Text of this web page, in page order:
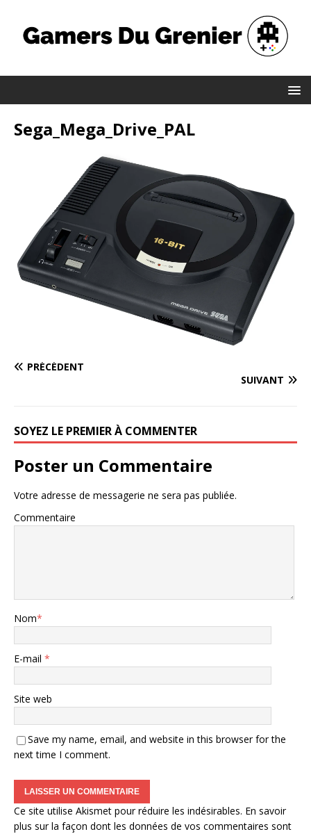
Sega_Mega_Drive_PAL
PRÉCÉDENT
SUIVANT
SOYEZ LE PREMIER À COMMENTER
Poster un Commentaire
Votre adresse de messagerie ne sera pas publiée.
Commentaire
Nom*
E-mail *
Site web
Save my name, email, and website in this browser for the
next time I comment.
Ce site utilise Akismet pour réduire les indésirables. En savoir
plus sur la façon dont les données de vos commentaires sont